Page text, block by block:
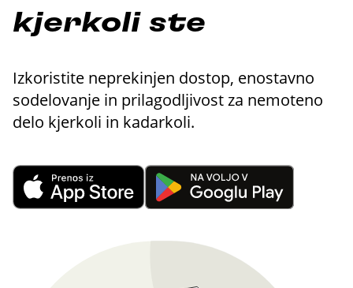
kjerkoli ste
Izkoristite neprekinjen dostop, enostavno
sodelovanje in prilagodljivost za nemoteno
delo kjerkoli in kadarkoli.